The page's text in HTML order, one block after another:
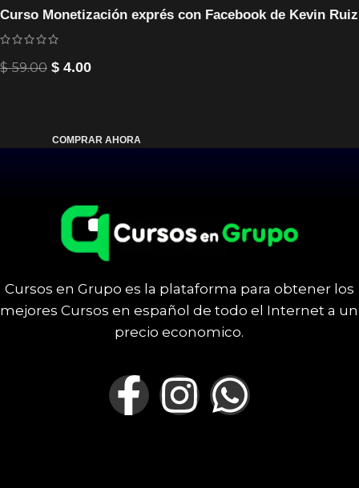
Curso Monetización exprés con Facebook de Kevin Ruiz
$59.00 $ 4.00
COMPRAR AHORA
Cursos en Grupo es la plataforma para obtener los
mejores Cursos en español de todo el Internet a un
precio economico.